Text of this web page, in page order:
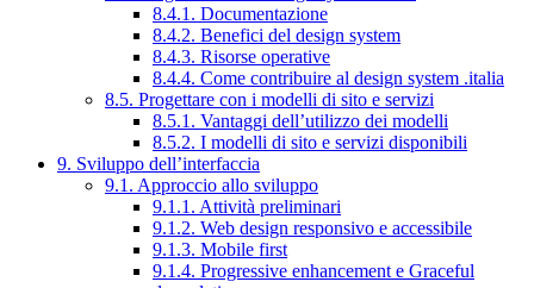
8.4.1. Documentazione
8.4.2. Benefici del design system
8.4.3. Risorse operative
8.4.4. Come contribuire al design system .italia
8.5. Progettare con i modelli di sito e servizi
8.5.1. Vantaggi dell’utilizzo dei modelli
8.5.2. I modelli di sito e servizi disponibili
9. Sviluppo dell’interfaccia
9.1. Approccio allo sviluppo
9.1.1. Attività preliminari
9.1.2. Web design responsivo e accessibile
9.1.3. Mobile first
9.1.4. Progressive enhancement e Graceful